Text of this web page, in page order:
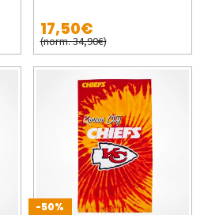
17,50€
(norm. 34,90€)
-50%